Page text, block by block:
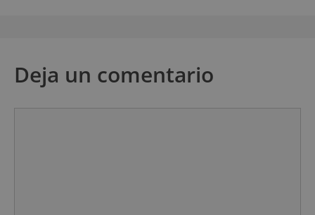
Deja un comentario